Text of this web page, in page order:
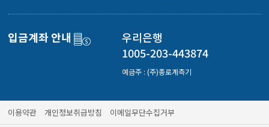
입금계좌 안내
우리은행
1005-203-443874
예금주 : (주)종로계측기
이용약관 개인정보취급방침 이메일무단수집거부